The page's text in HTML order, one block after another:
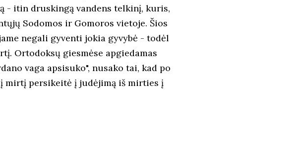
- itin druskingą vandens telkinį, kuris,
Sodomos ir Gomoros vietoje. Šios
negali gyventi jokia gyvybė - todėl
Ortodoksų giesmėse apgiedamas
vaga apsisuko", nusako tai, kad po
mirtį persikeitė į judėjimą iš mirties į